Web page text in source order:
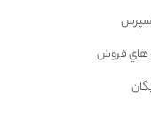
هاي فروش